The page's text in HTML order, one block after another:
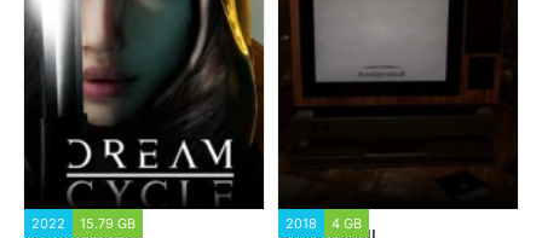
2022 15.79 GB 2018 4 GB